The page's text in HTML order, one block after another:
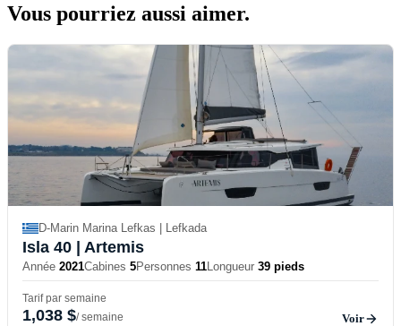
Vous pourriez aussi aimer.
D-Marin Marina Lefkas | Lefkada
Isla 40 | Artemis
Année 2021Cabines 5Personnes 11Longueur 39 pieds
Tarif par semaine
1,038 $/ semaine Voir